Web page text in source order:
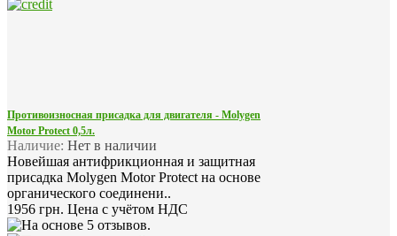
Противоизносная присадка для двигателя - Molygen
Motor Protect 0,5л.
Наличие: Нет в наличии
Новейшая антифрикционная и защитная
присадка Molygen Motor Protect на основе
органического соединени..
1956 грн. Цена с учётом НДС